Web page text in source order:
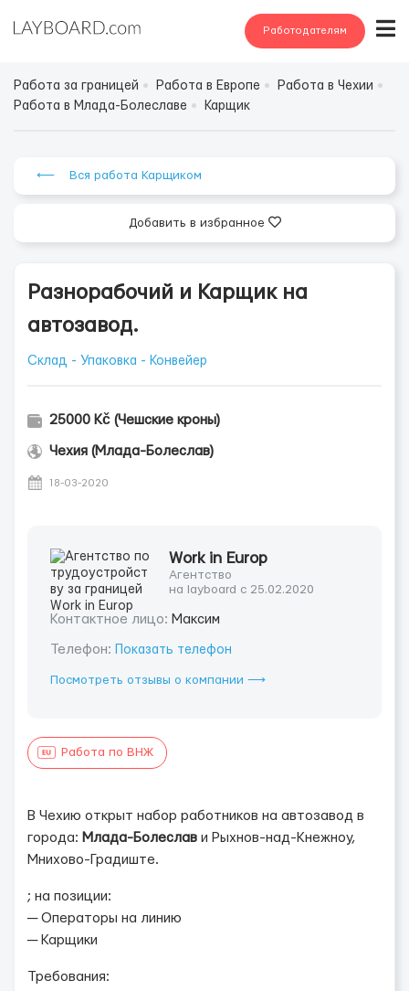
Работодателям
Работа за границей Работа в Европе
Работа в Чехии
Работа в Млада-Болеславе
Карщик
⟵ Вся работа Карщиком
Добавить в избранное
Разнорабочий и Карщик на
автозавод.
Склад - Упаковка - Конвейер
25000 Kč (Чешские кроны)
Чехия (Млада-Болеслав)
18-03-2020
Work in Europ
Агентство
на layboard с 25.02.2020
Контактное лицо: Максим
Телефон: Показать телефон
Посмотреть отзывы о компании ⟶
Работа по ВНЖ
В Чехию открыт набор работников на автозавод в
города: Млада-Болеслав и Рыхнов-над-Кнежноу,
Мнихово-Градиште.
; на позиции:
─ Операторы на линию
─ Карщики
Требования: